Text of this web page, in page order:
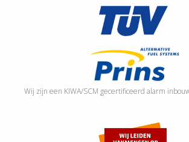
Wij zijn een KIWA/SCM gecertificeerd alarm